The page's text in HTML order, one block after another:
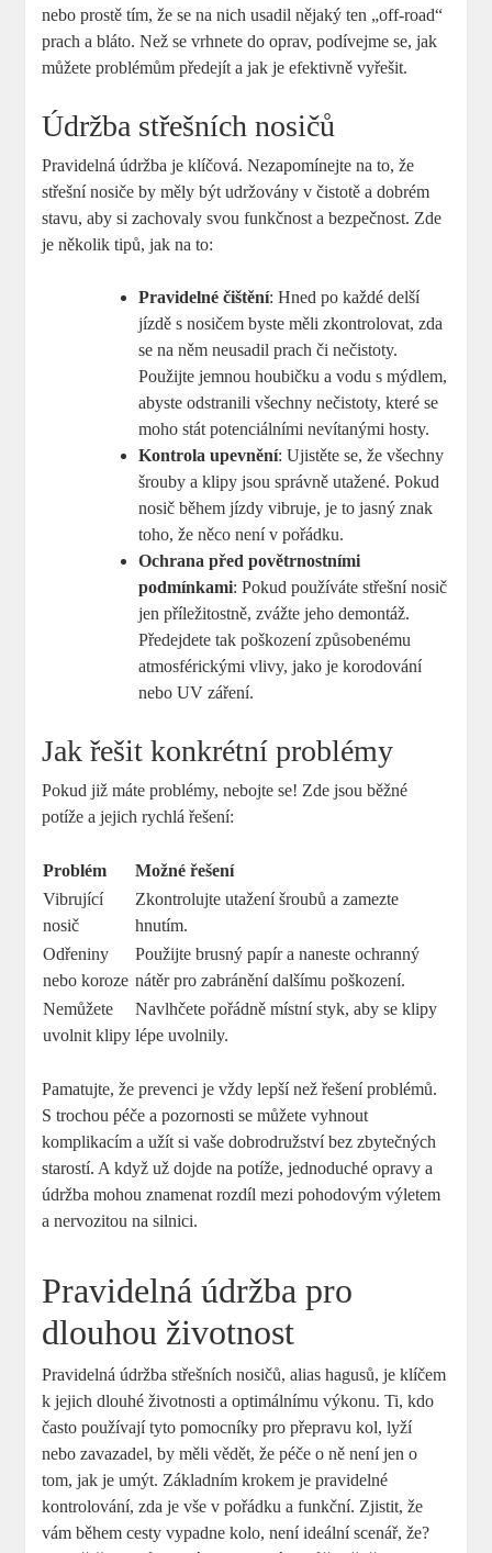
nebo prostě tím, že se na nich usadil nějaký ten „off-road“
prach a bláto. Než se vrhnete do oprav, podívejme se, jak
můžete problémům předejít a jak je efektivně vyřešit.
Údržba střešních nosičů
Pravidelná údržba je klíčová. Nezapomínejte na to, že
střešní nosiče by měly být udržovány v čistotě a dobrém
stavu, aby si zachovaly svou funkčnost a bezpečnost. Zde
je několik tipů, jak na to:
Pravidelné čištění: Hned po každé delší
jízdě s nosičem byste měli zkontrolovat, zda
se na něm neusadil prach či nečistoty.
Použijte jemnou houbičku a vodu s mýdlem,
abyste odstranili všechny nečistoty, které se
moho stát potenciálními nevítanými hosty.
Kontrola upevnění: Ujistěte se, že všechny
šrouby a klipy jsou správně utažené. Pokud
nosič během jízdy vibruje, je to jasný znak
toho, že něco není v pořádku.
Ochrana před povětrnostními
podmínkami: Pokud používáte střešní nosič
jen příležitostně, zvážte jeho demontáž.
Předejdete tak poškození způsobenému
atmosférickými vlivy, jako je korodování
nebo UV záření.
Jak řešit konkrétní problémy
Pokud již máte problémy, nebojte se! Zde jsou běžné
potíže a jejich rychlá řešení:
Problém
Možné řešení
Vibrující
nosič
Zkontrolujte utažení šroubů a zamezte
hnutím.
Odřeniny
nebo koroze
Použijte brusný papír a naneste ochranný
nátěr pro zabránění dalšímu poškození.
Nemůžete
uvolnit klipy
Navlhčete pořádně místní styk, aby se klipy
lépe uvolnily.
Pamatujte, že prevenci je vždy lepší než řešení problémů.
S trochou péče a pozornosti se můžete vyhnout
komplikacím a užít si vaše dobrodružství bez zbytečných
starostí. A když už dojde na potíže, jednoduché opravy a
údržba mohou znamenat rozdíl mezi pohodovým výletem
a nervozitou na silnici.
Pravidelná údržba pro
dlouhou životnost
Pravidelná údržba střešních nosičů, alias hagusů, je klíčem
k jejich dlouhé životnosti a optimálnímu výkonu. Ti, kdo
často používají tyto pomocníky pro přepravu kol, lyží
nebo zavazadel, by měli vědět, že péče o ně není jen o
tom, jak je umýt. Základním krokem je pravidelné
kontrolování, zda je vše v pořádku a funkční. Zjistit, že
vám během cesty vypadne kolo, není ideální scenář, že?